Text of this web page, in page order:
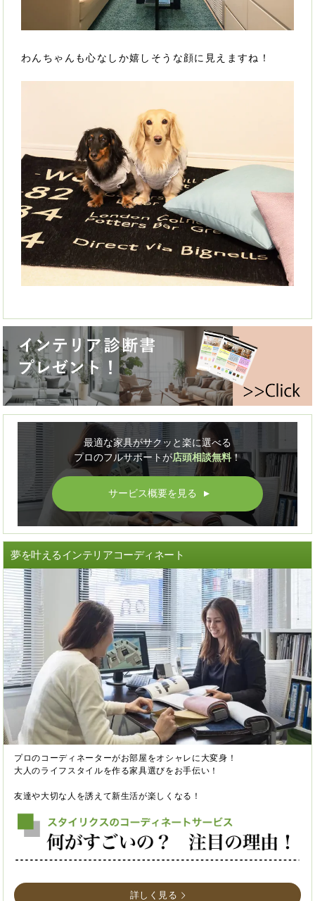
わんちゃんも心なしか嬉しそうな顔に見えますね！
最適な家具がサクッと楽に選べる
プロのフルサポートが店頭相談無料！
サービス概要を見る ▲
夢を叶えるインテリアコーディネート
プロのコーディネーターがお部屋をオシャレに大変身！
大人のライフスタイルを作る家具選びをお手伝い！
友達や大切な人を誘えて新生活が楽しくなる！
詳しく見る